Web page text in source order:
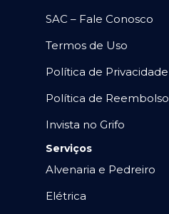
SAC – Fale Conosco
Termos de Uso
Política de Privacidade
Política de Reembolso
Invista no Grifo
Serviços
Alvenaria e Pedreiro
Elétrica